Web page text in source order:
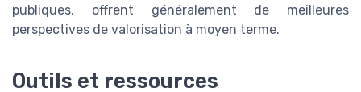
publiques, offrent généralement de meilleures
perspectives de valorisation à moyen terme.
Outils et ressources